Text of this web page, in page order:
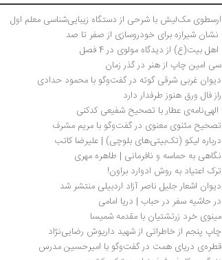
ارسطوی مک‌لیش با شرحی از دستگاه زیبایی‌شناسی معلم اول
نشان شیرازه برای خودروسازی از صفر تا صد
اهل بیت(ع) از دیدگاه مولوی در 4 فصل
سی امین چاپ از هنر در گذر زمان
دیوان غربی شرقی گوته در گفت‌وگو با محمود حدادی
راز فال ورق هنوز طرفدار دارد
الهی‌نامه‌ی عطار با تصحیح شفیعی کدکنی
تصحیح مثنوی معنوی در گفت‌وگو با مریم مشرف
درباره لیکو (تک‌بیتی‌های بلوچی) | علیرضا کاتب
نگاهی به حماسه و نافرمانی | طاهره مهری
ترک اعتیاد به روش ادوارد براون!
دیوان اشعار جلیل ناصر آزاد اردبیلی منتشر شد
در حاشیه سفر در حباب | دریا امامی
مینوی خرد زرتشتیان با مقدمه شمیسا
چاپ پنجم از خاطراتی از شهید داریوش رضایی‌نژاد
قطره‌ی دریای همت در گفت‌وگو با امیرحسین مدرس